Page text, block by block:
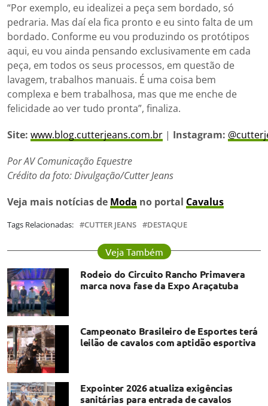
“Por exemplo, eu idealizei a peça sem bordado, só
pedraria. Mas daí ela fica pronto e eu sinto falta de um
bordado. Conforme eu vou produzindo os protótipos
aqui, eu vou ainda pensando exclusivamente em cada
peça, em todos os seus processos, em questão de
lavagem, trabalhos manuais. É uma coisa bem
complexa e bem trabalhosa, mas que me enche de
felicidade ao ver tudo pronta”, finaliza.
Site: www.blog.cutterjeans.com.br | Instagram:
Por AV Comunicação Equestre
Crédito da foto: Divulgação/Cutter Jeans
Veja mais notícias de Moda no portal Cavalus
Tags Relacionadas: CUTTER JEANS DESTAQUE
Veja Também
Rodeio do Circuito Rancho Primavera
marca nova fase da Expo Araçatuba
Campeonato Brasileiro de Esportes terá
leilão de cavalos com aptidão esportiva
Expointer 2026 atualiza exigências
sanitárias para entrada de cavalos